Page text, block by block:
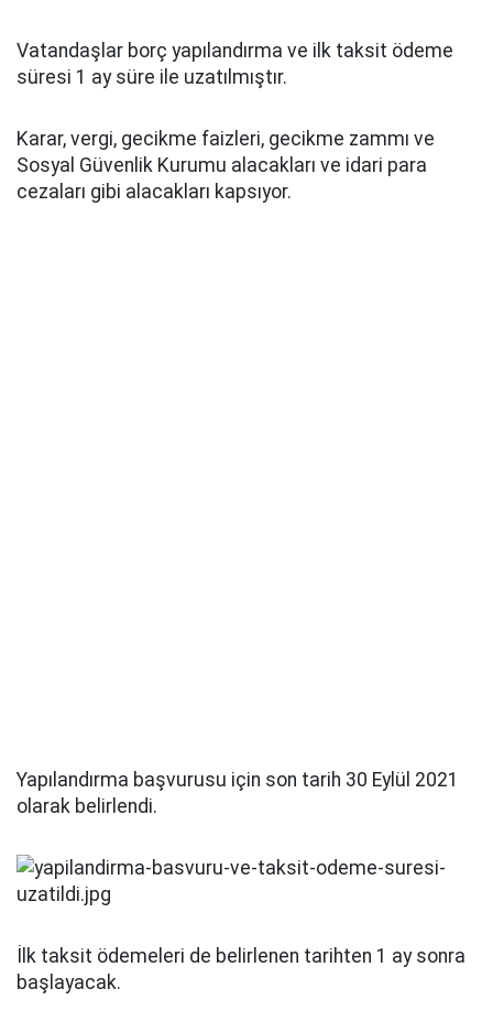
Vatandaşlar borç yapılandırma ve ilk taksit ödeme
süresi 1 ay süre ile uzatılmıştır.
Karar, vergi, gecikme faizleri, gecikme zammı ve
Sosyal Güvenlik Kurumu alacakları ve idari para
cezaları gibi alacakları kapsıyor.
Yapılandırma başvurusu için son tarih 30 Eylül 2021
olarak belirlendi.
İlk taksit ödemeleri de belirlenen tarihten 1 ay sonra
başlayacak.